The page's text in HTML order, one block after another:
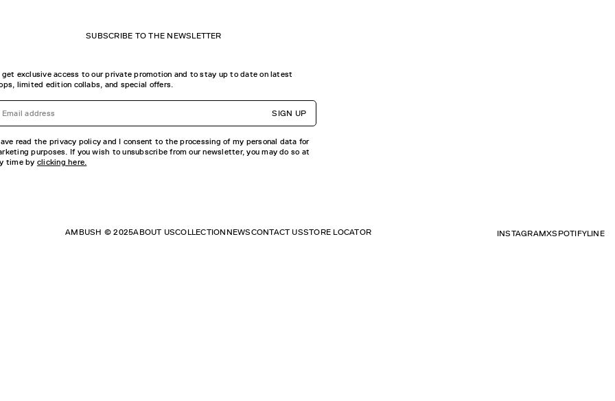
SUBSCRIBE TO THE NEWSLETTER
get exclusive access to our private promotion and to stay up to date on latest
limited edition collabs, and special offers.
SIGN UP
read the privacy policy and I consent to the processing of my personal data for
purposes. If you wish to unsubscribe from our newsletter, you may do so at
time by clicking here.
AMBUSH © 2025ABOUT USCOLLECTION NEWSCONTACT USSTORE LOCATOR INSTAGRAMXSPOTIFYLINE